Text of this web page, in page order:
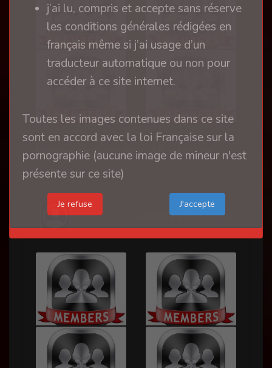
Femmes fessées 45 photos VINTAGE
il y a 5 ans
Compte anonymisé
j’ai lu, compris et accepte sans réserve
les conditions générales rédigées en
français même si j’ai usage d’un
traducteur automatique ou non pour
accéder à ce site internet.
Toutes les images contenues dans ce site
sont en accord avec la loi Française sur la
pornographie (aucune image de mineur n'est
présente sur ce site)
Je refuse